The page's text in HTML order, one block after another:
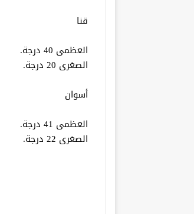
قنا
العظمى 40 درجة.
الصغرى 20 درجة.
أسوان
العظمى 41 درجة.
الصغرى 22 درجة.